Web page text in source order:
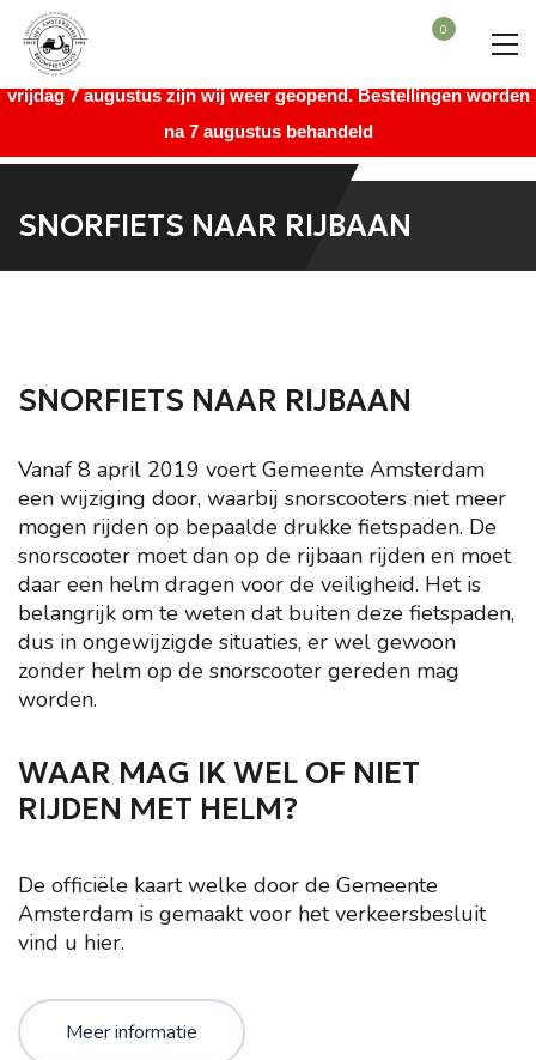
Beste bezoeker, wegens vakantie is onze winkel gesloten vanaf
maandag 27 juli augustus t/m donderdag 6 augustus. Vanaf
vrijdag 7 augustus zijn wij weer geopend. Bestellingen worden
na 7 augustus behandeld
0
SNORFIETS NAAR RIJBAAN
SNORFIETS NAAR RIJBAAN
Vanaf 8 april 2019 voert Gemeente Amsterdam
een wijziging door, waarbij snorscooters niet meer
mogen rijden op bepaalde drukke fietspaden. De
snorscooter moet dan op de rijbaan rijden en moet
daar een helm dragen voor de veiligheid. Het is
belangrijk om te weten dat buiten deze fietspaden,
dus in ongewijzigde situaties, er wel gewoon
zonder helm op de snorscooter gereden mag
worden.
WAAR MAG IK WEL OF NIET
RIJDEN MET HELM?
De officiële kaart welke door de Gemeente
Amsterdam is gemaakt voor het verkeersbesluit
vind u hier.
Meer informatie